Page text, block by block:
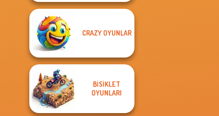
CRAZY OYUNLAR
BISIKLET
OYUNLARI